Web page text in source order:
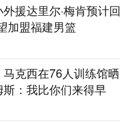
援达里尔·梅肯预计回
加盟福建男篮
克西在76人训练馆晒
：我比你们来得早